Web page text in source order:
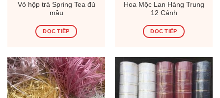
Vỏ hộp trà Spring Tea đủ
mầu
ĐỌC TIẾP
Hoa Mộc Lan Hàng Trung
12 Cánh
ĐỌC TIẾP